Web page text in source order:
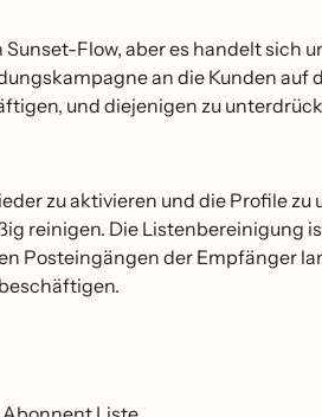
Sunset-Flow, aber es handelt sich
an die Kunden auf
und diejenigen zu
zu aktivieren und die Profile
reinigen. Die Listenbereinigung
Posteingängen der Empfänger